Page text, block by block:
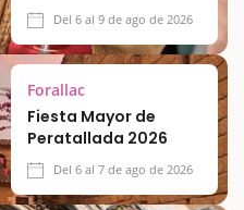
Del 6 al 9 de ago de 2026
Forallac
Fiesta Mayor de
Peratallada 2026
Del 6 al 7 de ago de 2026